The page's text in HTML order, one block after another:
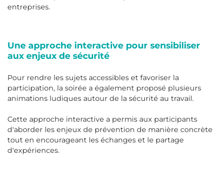
entreprises.
Une approche interactive pour sensibiliser
aux enjeux de sécurité
Pour rendre les sujets accessibles et favoriser la
participation, la soirée a également proposé plusieurs
animations ludiques autour de la sécurité au travail.
Cette approche interactive a permis aux participants
d'aborder les enjeux de prévention de manière concrète
tout en encourageant les échanges et le partage
d'expériences.